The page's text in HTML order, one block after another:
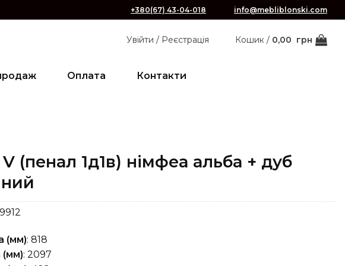
+380(67) 43-04-018 info@mebliblonski.com
Увійти / Реєстрація Кошик / 0,00 грн
Оплата Контакти
(пенал 1д1в) німфеа альба + дуб
(мм): 818
(мм): 2097